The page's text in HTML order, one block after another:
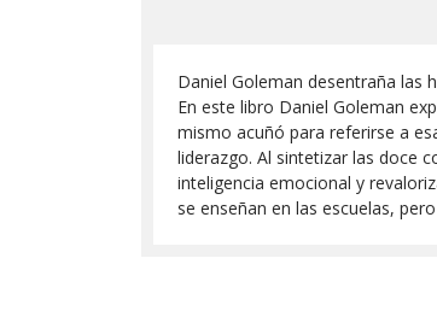
Daniel Goleman desentraña las
En este libro Daniel Goleman
mismo acuñó para referirse a
liderazgo. Al sintetizar las doce
inteligencia emocional y
se enseñan en las escuelas,